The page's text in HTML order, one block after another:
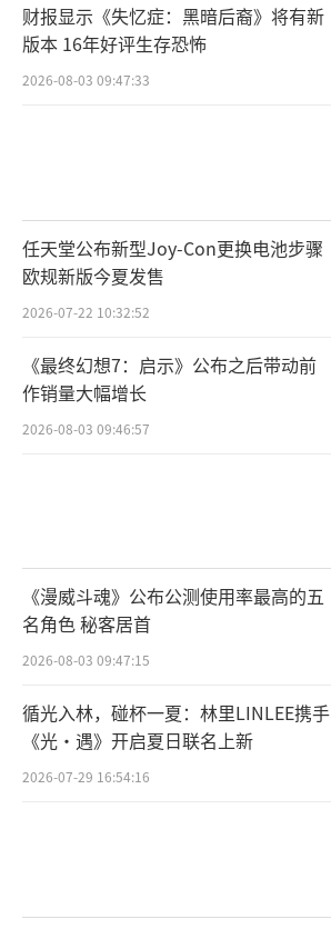
财报显示《失忆症：黑暗后裔》将有新
版本 16年好评生存恐怖
2026-08-03 09:47:33
任天堂公布新型Joy-Con更换电池步骤
欧规新版今夏发售
2026-07-22 10:32:52
《最终幻想7：启示》公布之后带动前
作销量大幅增长
2026-08-03 09:46:57
《漫威斗魂》公布公测使用率最高的五
名角色 秘客居首
2026-08-03 09:47:15
循光入林，碰杯一夏：林里LINLEE携手
《光·遇》开启夏日联名上新
2026-07-29 16:54:16